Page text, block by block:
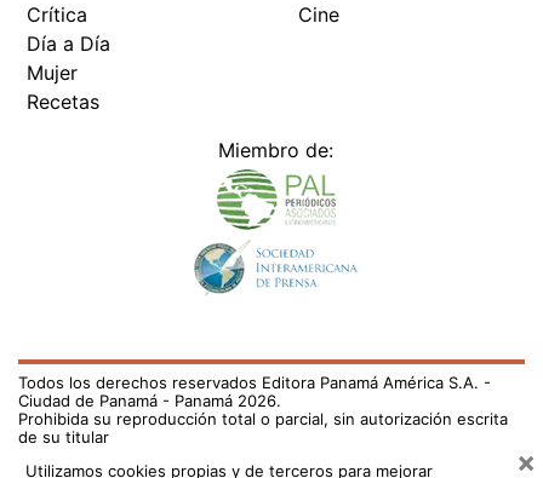
Crítica
Día a Día
Mujer
Recetas
Cine
Miembro de:
Todos los derechos reservados Editora Panamá América S.A. -
Ciudad de Panamá - Panamá 2026.
Prohibida su reproducción total o parcial, sin autorización escrita
de su titular
Utilizamos cookies propias y de terceros para mejorar
×